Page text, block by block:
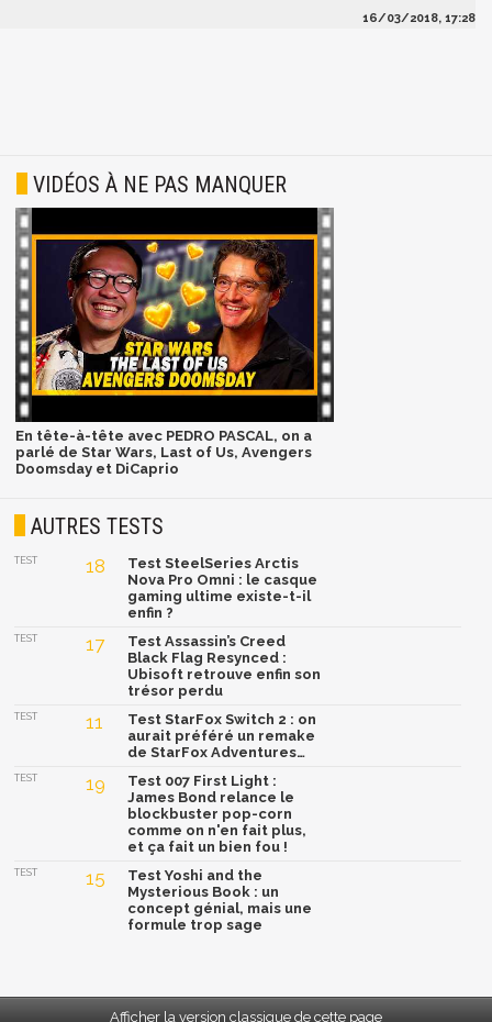
16/03/2018, 17:28
VIDÉOS À NE PAS MANQUER
En tête-à-tête avec PEDRO PASCAL, on a
parlé de Star Wars, Last of Us, Avengers
Doomsday et DiCaprio
AUTRES TESTS
TEST 18
Test SteelSeries Arctis
Nova Pro Omni : le casque
gaming ultime existe-t-il
enfin ?
TEST 17
Test Assassin’s Creed
Black Flag Resynced :
Ubisoft retrouve enfin son
trésor perdu
TEST 11
Test StarFox Switch 2 : on
aurait préféré un remake
de StarFox Adventures…
TEST 19
Test 007 First Light :
James Bond relance le
blockbuster pop-corn
comme on n'en fait plus,
et ça fait un bien fou !
TEST 15
Test Yoshi and the
Mysterious Book : un
concept génial, mais une
formule trop sage
Afficher la version classique de cette page